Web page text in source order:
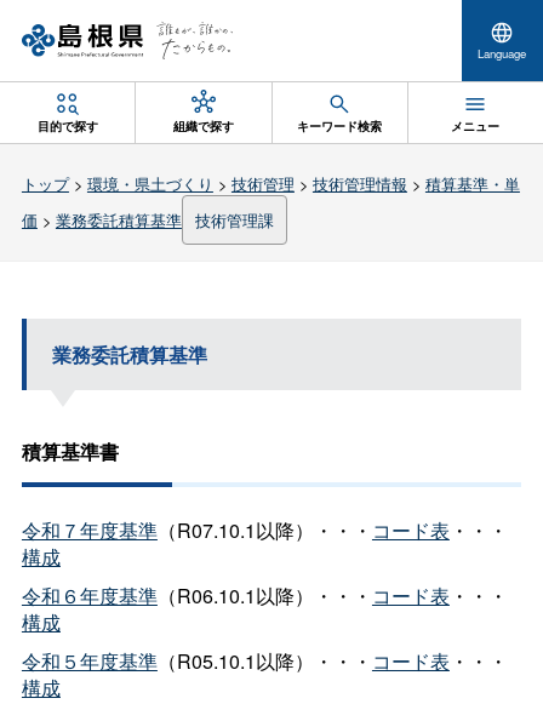
Language
目的で探す 組織で探す キーワード検索 メニュー
トップ> 環境・県土づくり > 技術管理 > 技術管理情報 > 積算基準・単
価 > 業務委託積算基準 技術管理課
業務委託積算基準
積算基準書
令和７年度基準（R07.10.1以降）・・・ コード表 ・・・
構成
令和６年度基準（R06.10.1以降）・・・ コード表 ・・・
構成
令和５年度基準（R05.10.1以降）・・・ コード表 ・・・
構成